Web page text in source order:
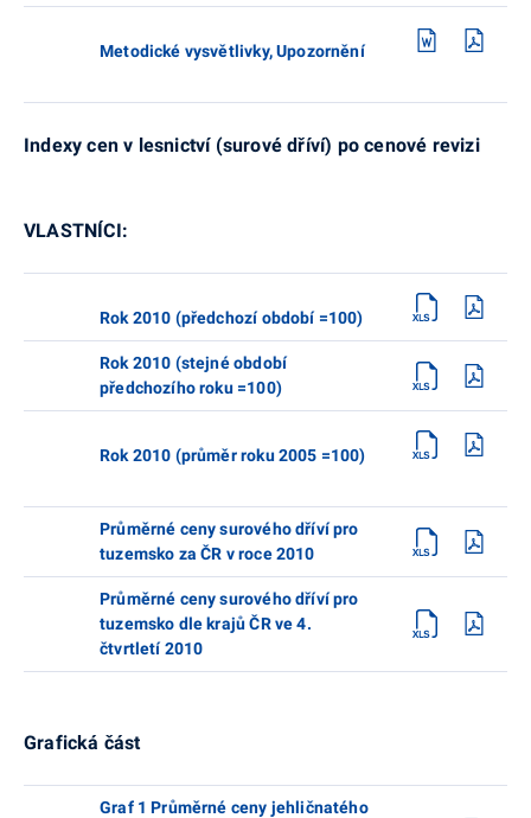
Metodické vysvětlivky, Upozornění
Indexy cen v lesnictví (surové dříví) po cenové revizi
VLASTNÍCI:
Rok 2010 (předchozí období =100)
Rok 2010 (stejné období
předchozího roku =100)
Rok 2010 (průměr roku 2005 =100)
Průměrné ceny surového dříví pro
tuzemsko za ČR v roce 2010
Průměrné ceny surového dříví pro
tuzemsko dle krajů ČR ve 4.
čtvrtletí 2010
Grafická část
Graf 1 Průměrné ceny jehličnatého